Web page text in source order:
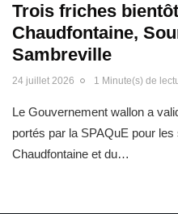
Trois friches
Chaudfontaine,
Sambreville
24 juillet 2026 1 Minute(s) de
Le Gouvernement wallon a
portés par la SPAQuE pour
Chaudfontaine et du…